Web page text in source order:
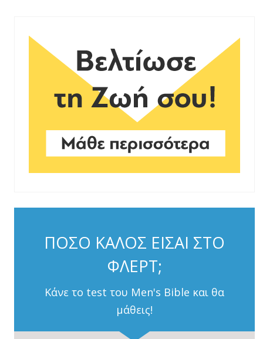
ΠΟΣΟ ΚΑΛΟΣ ΕΙΣΑΙ ΣΤΟ
ΦΛΕΡΤ;
Κάνε το test του Men's Bible και θα
μάθεις!